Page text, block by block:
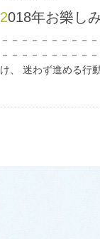
2018年お樂し
－－－－－－－－
－－－－－－－－－
け、 迷わず進める行